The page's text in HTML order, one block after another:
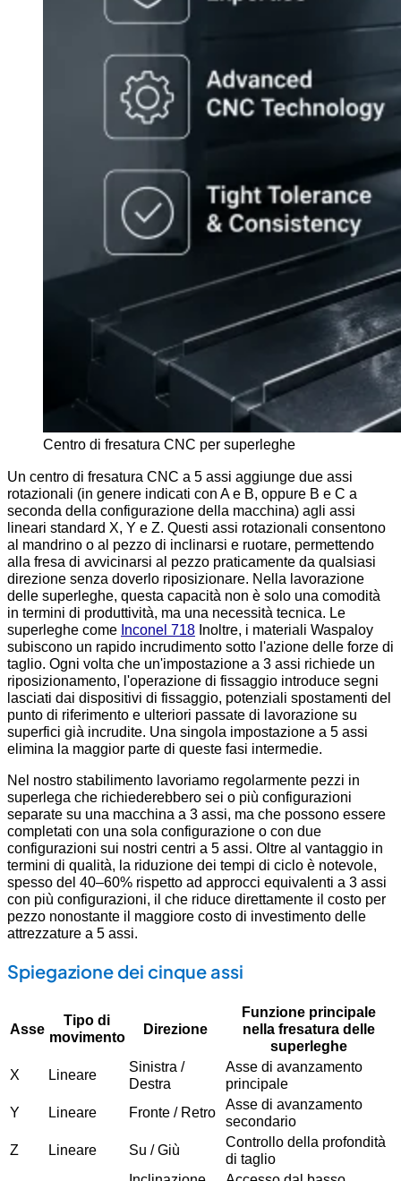
Centro di fresatura CNC per superleghe
Un centro di fresatura CNC a 5 assi aggiunge due assi
rotazionali (in genere indicati con A e B, oppure B e C a
seconda della configurazione della macchina) agli assi
lineari standard X, Y e Z. Questi assi rotazionali consentono
al mandrino o al pezzo di inclinarsi e ruotare, permettendo
alla fresa di avvicinarsi al pezzo praticamente da qualsiasi
direzione senza doverlo riposizionare. Nella lavorazione
delle superleghe, questa capacità non è solo una comodità
in termini di produttività, ma una necessità tecnica. Le
superleghe come Inconel 718 Inoltre, i materiali Waspaloy
subiscono un rapido incrudimento sotto l'azione delle forze di
taglio. Ogni volta che un'impostazione a 3 assi richiede un
riposizionamento, l'operazione di fissaggio introduce segni
lasciati dai dispositivi di fissaggio, potenziali spostamenti del
punto di riferimento e ulteriori passate di lavorazione su
superfici già incrudite. Una singola impostazione a 5 assi
elimina la maggior parte di queste fasi intermedie.
Nel nostro stabilimento lavoriamo regolarmente pezzi in
superlega che richiederebbero sei o più configurazioni
separate su una macchina a 3 assi, ma che possono essere
completati con una sola configurazione o con due
configurazioni sui nostri centri a 5 assi. Oltre al vantaggio in
termini di qualità, la riduzione dei tempi di ciclo è notevole,
spesso del 40–60% rispetto ad approcci equivalenti a 3 assi
con più configurazioni, il che riduce direttamente il costo per
pezzo nonostante il maggiore costo di investimento delle
attrezzature a 5 assi.
Spiegazione dei cinque assi
Asse
Tipo di
movimento
Direzione
Funzione principale
nella fresatura delle
superleghe
X
Lineare
Sinistra /
Destra
Asse di avanzamento
principale
Y
Lineare Fronte / Retro
Asse di avanzamento
secondario
Z
Lineare Su / Giù
Controllo della profondità
di taglio